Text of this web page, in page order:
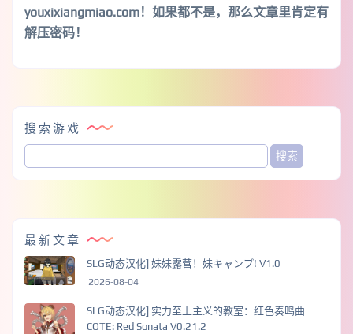
youxixiangmiao.com！如果都不是，那么文章里肯定有
解压密码！
搜索游戏
最新文章
SLG动态汉化] 妹妹露营！妹キャンプ! V1.0
2026-08-04
SLG动态汉化] 实力至上主义的教室：红色奏鸣曲
COTE: Red Sonata V0.21.2